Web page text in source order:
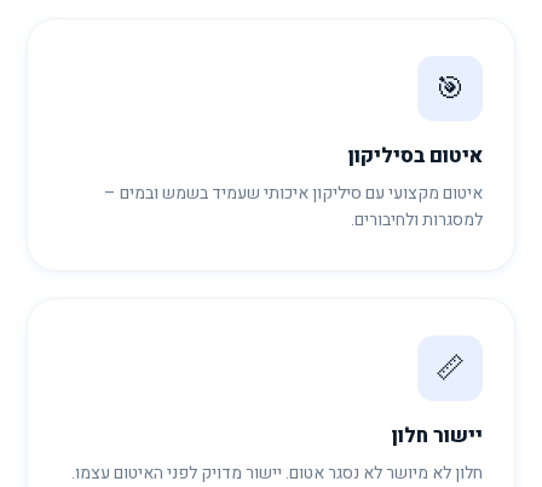
🎯
איטום בסיליקון
איטום מקצועי עם סיליקון איכותי שעמיד בשמש ובמים –
למסגרות ולחיבורים.
📏
יישור חלון
חלון לא מיושר לא נסגר אטום. יישור מדויק לפני האיטום עצמו.